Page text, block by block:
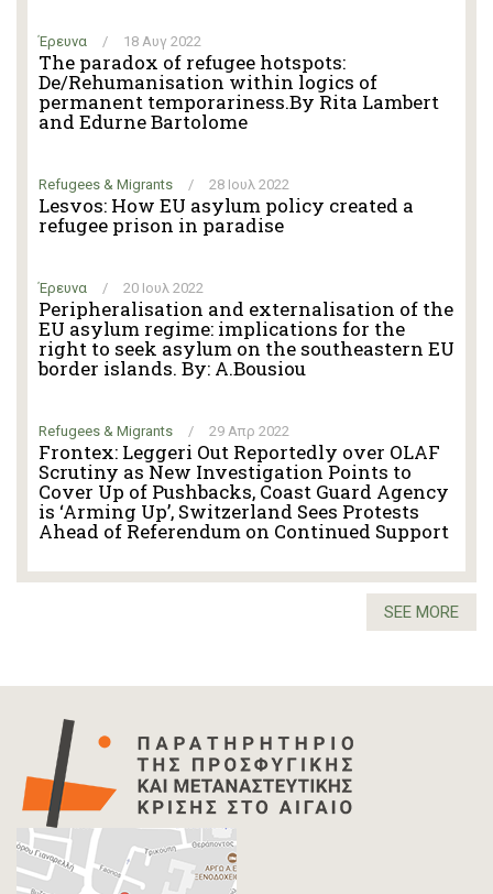
Έρευνα / 18 Αυγ 2022
The paradox of refugee hotspots:
De/Rehumanisation within logics of
permanent temporariness.By Rita Lambert
and Edurne Bartolome
Refugees & Migrants / 28 Ιουλ 2022
Lesvos: How EU asylum policy created a
refugee prison in paradise
Έρευνα / 20 Ιουλ 2022
Peripheralisation and externalisation of the
EU asylum regime: implications for the
right to seek asylum on the southeastern EU
border islands. By: A.Bousiou
Refugees & Migrants / 29 Απρ 2022
Frontex: Leggeri Out Reportedly over OLAF
Scrutiny as New Investigation Points to
Cover Up of Pushbacks, Coast Guard Agency
is ‘Arming Up’, Switzerland Sees Protests
Ahead of Referendum on Continued Support
SEE MORE